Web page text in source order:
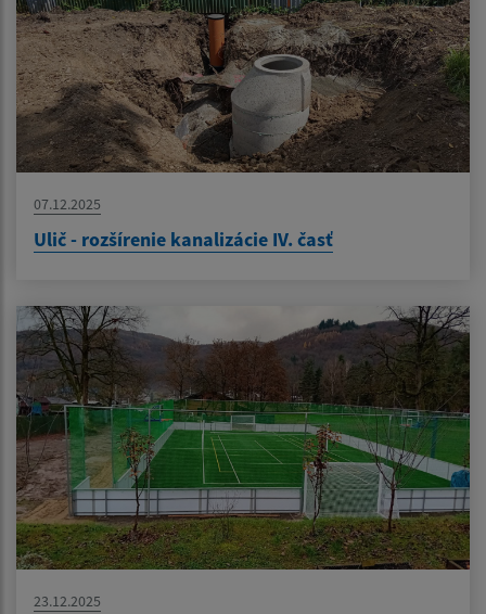
07.12.2025
Ulič - rozšírenie kanalizácie IV. časť
23.12.2025